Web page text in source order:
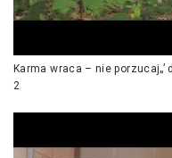
Karma wraca – nie porzucaj„’
2